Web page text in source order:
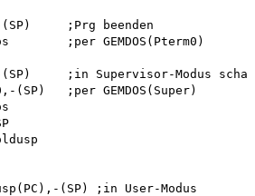
;Prg beenden
;per GEMDOS(Pterm0)
;in Supervisor-Modus
(SP)   ;per GEMDOS(Super)
(SP) ;in User-Modus